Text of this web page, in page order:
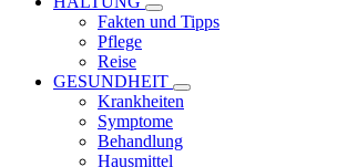
Fakten und Tipps
Pflege
Reise
GESUNDHEIT
Krankheiten
Symptome
Behandlung
Hausmittel